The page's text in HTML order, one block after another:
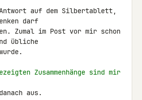
auf dem Silbertablett,
darf
Zumal im Post vor mir schon
übliche
Zusammenhänge sind mir
aus.